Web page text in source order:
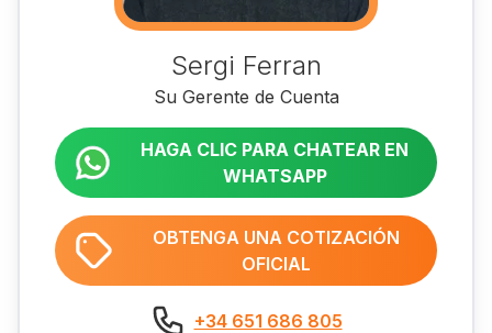
Sergi Ferran
Su Gerente de Cuenta
HAGA CLIC PARA CHATEAR EN
WHATSAPP
OBTENGA UNA COTIZACIÓN
OFICIAL
+34 651 686 805